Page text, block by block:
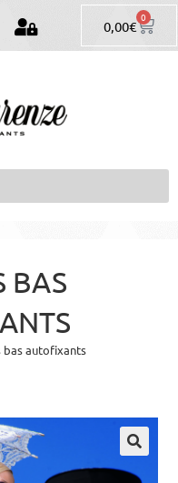
0,00€ 0
BAS
bas autofixants